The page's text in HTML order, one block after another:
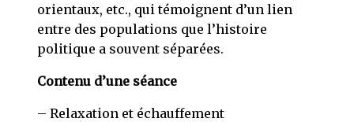
orientaux, etc., qui témoignent d’un lien
entre des populations que l’histoire
politique a souvent séparées.
Contenu d’une séance
– Relaxation et échauffement